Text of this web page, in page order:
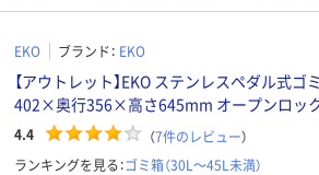
EKO ブランド： EKO
【アウトレット】EKO ステンレスペダル式ゴ
402×奥行356×高さ645mm オープンロッ
4.4 （7件のレビュー）
ランキングを見る：ゴミ箱（30L～45L未満）